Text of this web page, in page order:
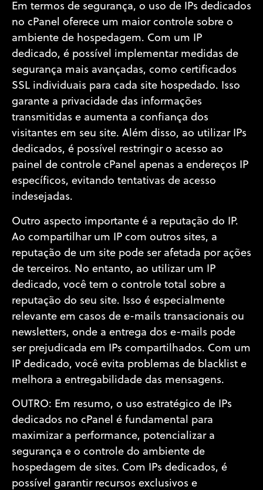
Em termos de segurança, o uso de IPs dedicados
no cPanel oferece um maior controle sobre o
ambiente de hospedagem. Com um IP
dedicado, é possível implementar medidas de
segurança mais avançadas, como certificados
SSL individuais para cada site hospedado. Isso
garante a privacidade das informações
transmitidas e aumenta a confiança dos
visitantes em seu site. Além disso, ao utilizar IPs
dedicados, é possível restringir o acesso ao
painel de controle cPanel apenas a endereços IP
específicos, evitando tentativas de acesso
indesejadas.
Outro aspecto importante é a reputação do IP.
Ao compartilhar um IP com outros sites, a
reputação de um site pode ser afetada por ações
de terceiros. No entanto, ao utilizar um IP
dedicado, você tem o controle total sobre a
reputação do seu site. Isso é especialmente
relevante em casos de e-mails transacionais ou
newsletters, onde a entrega dos e-mails pode
ser prejudicada em IPs compartilhados. Com um
IP dedicado, você evita problemas de blacklist e
melhora a entregabilidade das mensagens.
OUTRO: Em resumo, o uso estratégico de IPs
dedicados no cPanel é fundamental para
maximizar a performance, potencializar a
segurança e o controle do ambiente de
hospedagem de sites. Com IPs dedicados, é
possível garantir recursos exclusivos e